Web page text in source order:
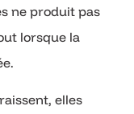
ne produit pas
lorsque la
elles